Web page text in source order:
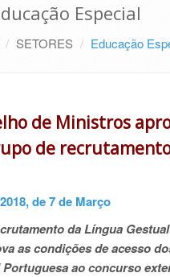
Especial
SETORES Educação
de Ministros
de
de 7 de Março
da Língua Gestual
as condições de acesso
ao concurso